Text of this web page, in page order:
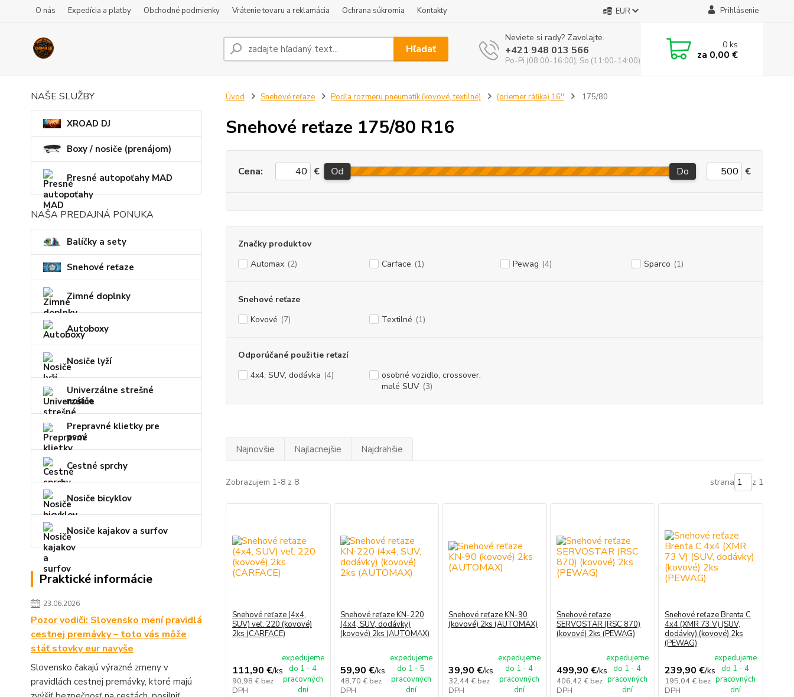
O nás Expedícia a platby Obchodné podmienky Vrátenie tovaru a reklamácia Ochrana súkromia Kontakty EUR Prihlásenie
Hľadať
Neviete si rady? Zavolajte.
+421 948 013 566
Po-Pi (08:00-16:00), So (11:00-14:00)
0ks
za 0,00 €
NAŠE SLUŽBY
XROAD DJ
Boxy / nosiče (prenájom)
Presné autopoťahy MAD
NAŠA PREDAJNÁ PONUKA
Balíčky a sety
Snehové reťaze
Zimné doplnky
Autoboxy
Nosiče lyží
Univerzálne strešné
nosiče
Prepravné klietky pre
psov
Cestné sprchy
Nosiče bicyklov
Nosiče kajakov a surfov
Praktické informácie
23.06.2026
Pozor vodiči: Slovensko mení pravidlá
cestnej premávky – toto vás môže
stáť stovky eur navyše
Slovensko čakajú výrazné zmeny v
pravidlách cestnej premávky, ktoré majú
Úvod Snehové reťaze Podľa rozmeru pneumatík (kovové, textilné) (priemer ráfika) 16'' 175/80
Snehové reťaze 175/80 R16
Cena: € Od Do €
Značky produktov
Automax (2) Carface (1) Pewag (4) Sparco (1)
Snehové reťaze
Kovové (7) Textilné (1)
Odporúčané použitie reťazí
4x4, SUV, dodávka (4)
osobné vozidlo, crossover,
malé SUV (3)
Najnovšie Najlacnejšie Najdrahšie
Zobrazujem 1-8 z 8 strana z 1
Snehové reťaze (4x4,
SUV) veľ. 220 (kovové)
2ks (CARFACE)
111,90 €/ks
90,98 € bez
DPH
expedujeme
do 1 - 4
pracovných
dní
Snehové reťaze KN-220
(4x4, SUV, dodávky)
(kovové) 2ks (AUTOMAX)
59,90 €/ks
48,70 € bez
DPH
expedujeme
do 1 - 5
pracovných
dní
Snehové reťaze KN-90
(kovové) 2ks (AUTOMAX)
39,90 €/ks
32,44 € bez
DPH
expedujeme
do 1 - 4
pracovných
dní
Snehové reťaze
SERVOSTAR (RSC 870)
(kovové) 2ks (PEWAG)
499,90 €/ks
406,42 € bez
DPH
expedujeme
do 1 - 4
pracovných
dní
Snehové reťaze Brenta C
4x4 (XMR 73 V) (SUV,
dodávky) (kovové) 2ks
(PEWAG)
239,90 €/ks
195,04 € bez
DPH
expedujeme
do 1 - 4
pracovných
dní